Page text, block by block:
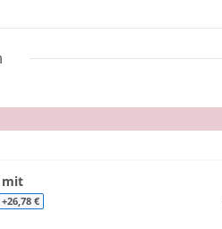
mit
+26,78 €